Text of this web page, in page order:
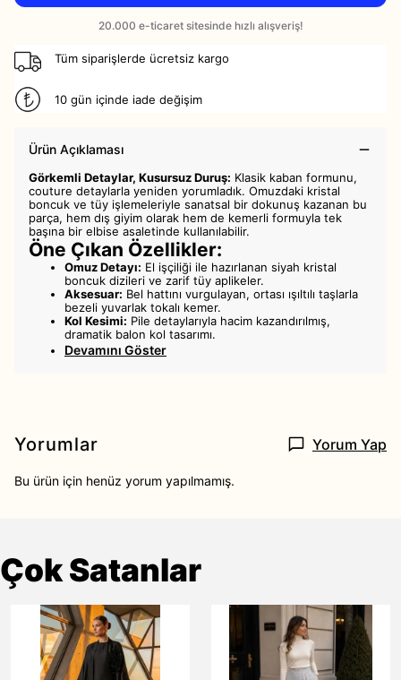
Tüm siparişlerde ücretsiz kargo
10 gün içinde iade değişim
Ürün Açıklaması
Görkemli Detaylar, Kusursuz Duruş: Klasik kaban formunu,
couture detaylarla yeniden yorumladık. Omuzdaki kristal
boncuk ve tüy işlemeleriyle sanatsal bir dokunuş kazanan bu
parça, hem dış giyim olarak hem de kemerli formuyla tek
başına bir elbise asaletinde kullanılabilir.
Öne Çıkan Özellikler:
Omuz Detayı: El işçiliği ile hazırlanan siyah kristal
boncuk dizileri ve zarif tüy aplikeler.
Aksesuar: Bel hattını vurgulayan, ortası ışıltılı taşlarla
bezeli yuvarlak tokalı kemer.
Kol Kesimi: Pile detaylarıyla hacim kazandırılmış,
dramatik balon kol tasarımı.
Devamını Göster
Yorumlar Yorum Yap
Bu ürün için henüz yorum yapılmamış.
Çok Satanlar